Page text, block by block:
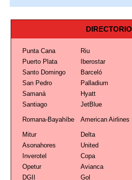
DIRECTORIO
Punta Cana Riu
Puerto Plata
Iberostar
Santo Domingo
Barceló
San Pedro
Palladium
Samaná
Hyatt
Santiago
JetBlue
Romana-Bayahíbe American Airlines
Mitur
Delta
Asonahores
United
Inverotel
Copa
Opetur
Avianca
DGII
Gol